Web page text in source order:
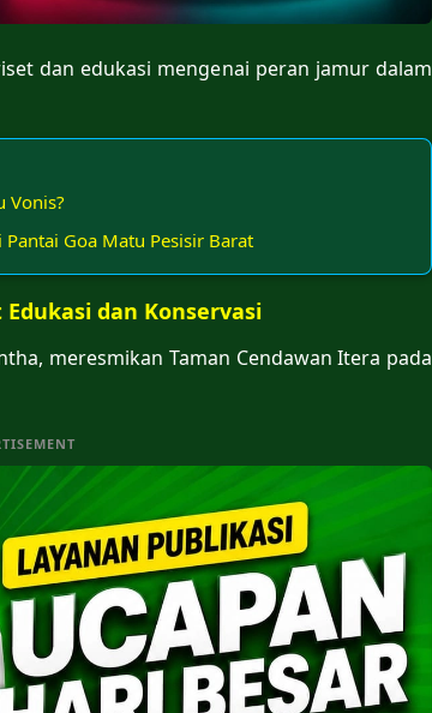
dan edukasi mengenai peran jamur dalam
Vonis?
Goa Matu Pesisir Barat
dan Konservasi
meresmikan Taman Cendawan Itera pada